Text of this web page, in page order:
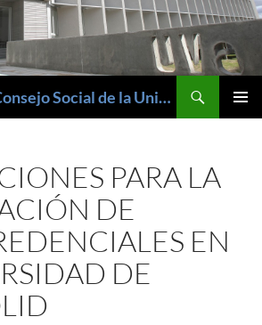
UVaINVESTIGA-Consejo Social de la Universidad de Valladolid
PARA LA
DE
EN
DE